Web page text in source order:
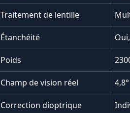
Traitement de lentille
Étanchéité
Poids
Champ de vision réel 4,8°
Correction dioptrique